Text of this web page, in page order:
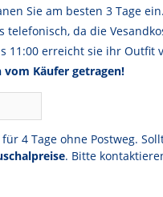
Sie am besten 3 Tage
telefonisch, da die
11:00 erreicht sie ihr Outfit
vom Käufer getragen!
4 Tage ohne Postweg.
. Bitte